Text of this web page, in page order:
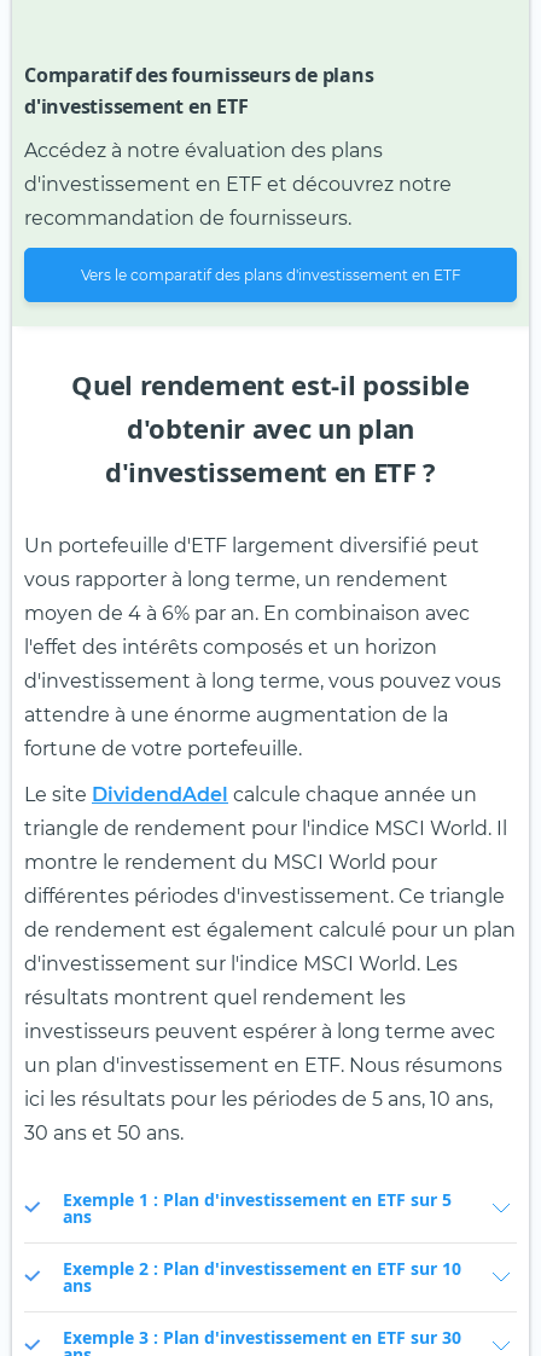
Comparatif des fournisseurs de plans
d'investissement en ETF
Accédez à notre évaluation des plans
d'investissement en ETF et découvrez notre
recommandation de fournisseurs.
Vers le comparatif des plans d'investissement en ETF
Quel rendement est-il possible
d'obtenir avec un plan
d'investissement en ETF ?
Un portefeuille d'ETF largement diversifié peut
vous rapporter à long terme, un rendement
moyen de 4 à 6% par an. En combinaison avec
l'effet des intérêts composés et un horizon
d'investissement à long terme, vous pouvez vous
attendre à une énorme augmentation de la
fortune de votre portefeuille.
Le site DividendAdel calcule chaque année un
triangle de rendement pour l'indice MSCI World. Il
montre le rendement du MSCI World pour
différentes périodes d'investissement. Ce triangle
de rendement est également calculé pour un plan
d'investissement sur l'indice MSCI World. Les
résultats montrent quel rendement les
investisseurs peuvent espérer à long terme avec
un plan d'investissement en ETF. Nous résumons
ici les résultats pour les périodes de 5 ans, 10 ans,
30 ans et 50 ans.
Exemple 1 : Plan d'investissement en ETF sur 5
ans
Exemple 2 : Plan d'investissement en ETF sur 10
ans
Exemple 3 : Plan d'investissement en ETF sur 30